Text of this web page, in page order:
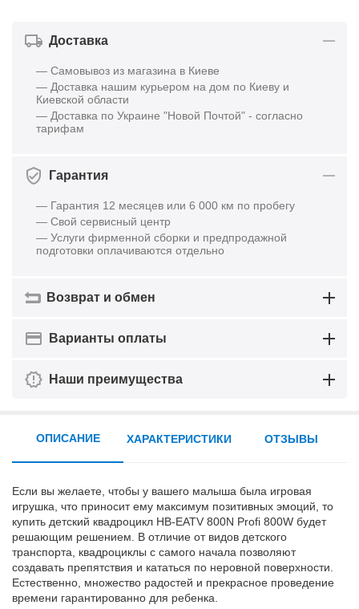
Доставка
— Самовывоз из магазина в Киеве
— Доставка нашим курьером на дом по Киеву и
Киевской области
— Доставка по Украине "Новой Почтой" - согласно
тарифам
Гарантия
— Гарантия 12 месяцев или 6 000 км по пробегу
— Свой сервисный центр
— Услуги фирменной сборки и предпродажной
подготовки оплачиваются отдельно
Возврат и обмен
Варианты оплаты
Наши преимущества
ОПИСАНИЕ
Если вы желаете, чтобы у вашего малыша была игровая
игрушка, что приносит ему максимум позитивных эмоций, то
купить детский квадроцикл HB-EATV 800N Profi 800W будет
решающим решением. В отличие от видов детского
транспорта, квадроциклы с самого начала позволяют
создавать препятствия и кататься по неровной поверхности.
Естественно, множество радостей и прекрасное проведение
времени гарантированно для ребенка.
ХАРАКТЕРИСТИКИ ОТЗЫВЫ